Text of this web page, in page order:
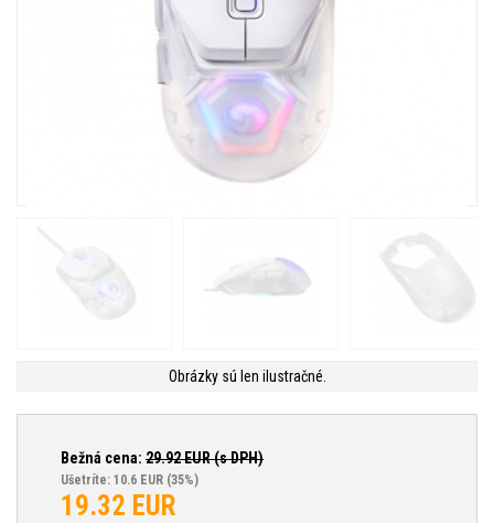
Obrázky sú len ilustračné.
Bežná cena: 29.92EUR (s DPH)
Ušetríte: 10.6 EUR (35%)
19.32 EUR